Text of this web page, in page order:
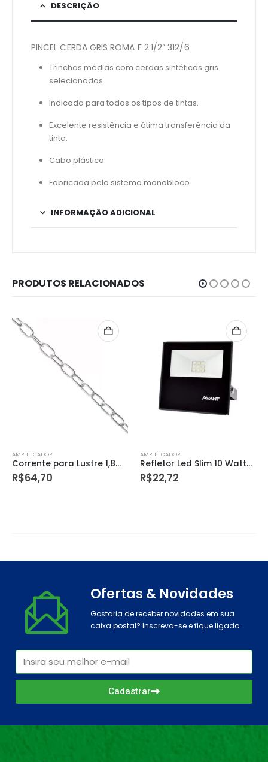
DESCRIÇÃO
PINCEL CERDA GRIS ROMA F 2.1/2” 312/6
Trinchas médias com cerdas sintéticas gris
selecionadas.
Indicada para todos os tipos de tintas.
Excelente resistência e ótima transferência da
tinta.
Cabo plástico.
Fabricada pelo sistema monobloco.
INFORMAÇÃO ADICIONAL
PRODUTOS RELACIONADOS
AMPLIFICADOR
Refletor Led Slim 10 Watts – 6500k Bivolt – Avant
R$22,72
AMPLIFICADOR
Resistência Fame Ki Banho/quattro/jato 220v – Pratimix
R$31,69
Ofertas & Novidades
Gostaria de receber novidades em sua
caixa postal? Inscreva-se e fique ligado.
Cadastrar